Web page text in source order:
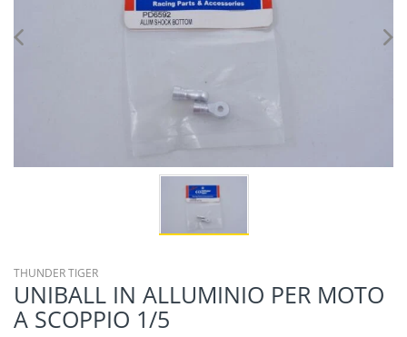
THUNDER TIGER
UNIBALL IN ALLUMINIO PER MOTO
A SCOPPIO 1/5